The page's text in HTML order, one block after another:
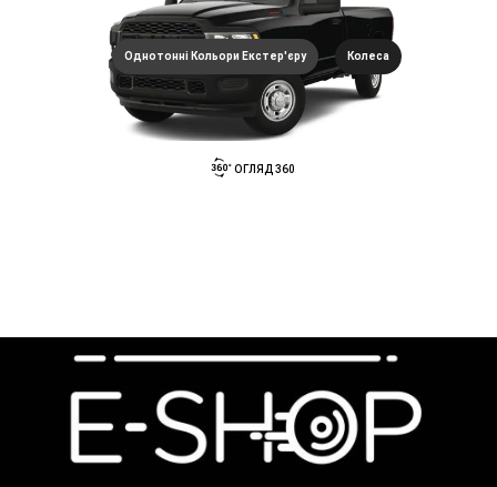
ОГЛЯД 360
Однотонні Кольори Екстер'єру Колеса